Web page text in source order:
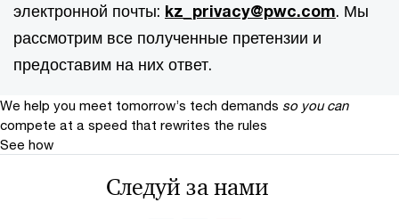
электронной почты: kz_privacy@pwc.com. Мы
рассмотрим все полученные претензии и
предоставим на них ответ.
We help you meet tomorrow’s tech demands so you can
compete at a speed that rewrites the rules
See how
Следуй за нами